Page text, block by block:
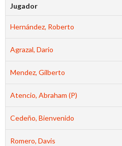
Jugador
Hernández, Roberto
Agrazal, Dario
Mendez, Gilberto
Atencio, Abraham (P)
Cedeño, Bienvenido
Romero, Davis